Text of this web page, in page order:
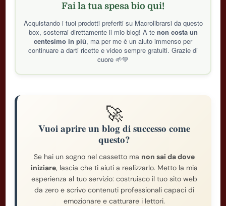
Fai la tua spesa bio qui!
Acquistando i tuoi prodotti preferiti su Macrolibrarsi da questo
box, sosterrai direttamente il mio blog! A te non costa un
centesimo in più, ma per me è un aiuto immenso per
continuare a darti ricette e video sempre gratuiti. Grazie di
cuore 🌱💚
🚀
Vuoi aprire un blog di successo come
questo?
Se hai un sogno nel cassetto ma non sai da dove
iniziare, lascia che ti aiuti a realizzarlo. Metto la mia
esperienza al tuo servizio: costruisco il tuo sito web
da zero e scrivo contenuti professionali capaci di
emozionare e catturare i lettori.